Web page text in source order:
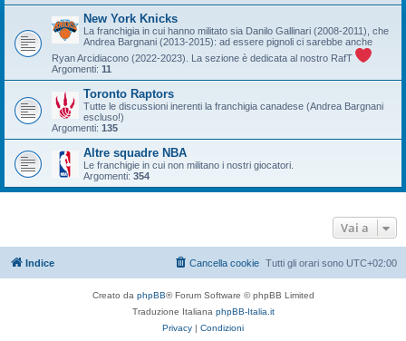
New York Knicks
La franchigia in cui hanno militato sia Danilo Gallinari (2008-2011), che
Andrea Bargnani (2013-2015): ad essere pignoli ci sarebbe anche
Ryan Arcidiacono (2022-2023). La sezione è dedicata al nostro RafT
Argomenti: 11
Toronto Raptors
Tutte le discussioni inerenti la franchigia canadese (Andrea Bargnani
escluso!)
Argomenti: 135
Altre squadre NBA
Le franchigie in cui non militano i nostri giocatori.
Argomenti: 354
Vai a
Indice Tutti gli orari sono UTC+02:00
Cancella cookie
Creato da phpBB® Forum Software © phpBB Limited
Traduzione Italiana phpBB-Italia.it
Privacy | Condizioni